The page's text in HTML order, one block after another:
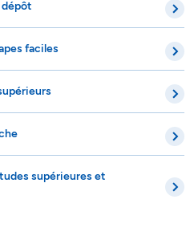
faciles
supérieures et